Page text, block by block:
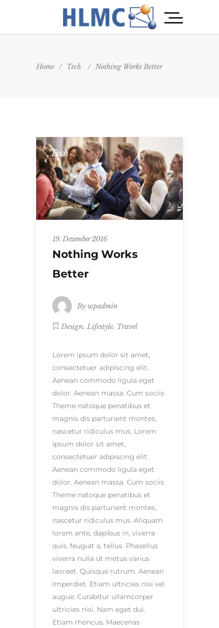
Home / Tech / Nothing Works Better
Tech
19. Dezember 2016
Nothing Works
Better
By wpadmin
Design, Lifestyle, Travel
Lorem ipsum dolor sit amet,
consectetuer adipiscing elit.
Aenean commodo ligula eget
dolor. Aenean massa. Cum sociis
Theme natoque penatibus et
magnis dis parturient montes,
nascetur ridiculus mus. Lorem
ipsum dolor sit amet,
consectetuer adipiscing elit.
Aenean commodo ligula eget
dolor. Aenean massa. Cum sociis
Theme natoque penatibus et
magnis dis parturient montes,
nascetur ridiculus mus. Aliquam
lorem ante, dapibus in, viverra
quis, feugiat a, tellus. Phasellus
viverra nulla ut metus varius
laoreet. Quisque rutrum. Aenean
imperdiet. Etiam ultricies nisi vel
augue. Curabitur ullamcorper
ultricies nisi. Nam eget dui.
Etiam rhoncus. Maecenas